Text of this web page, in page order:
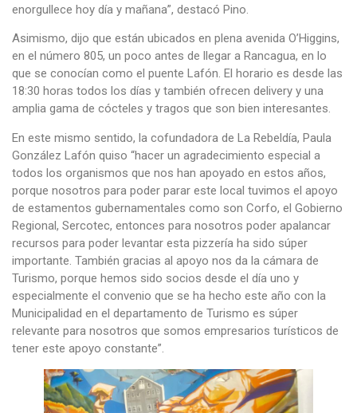
enorgullece hoy día y mañana”, destacó Pino.
Asimismo, dijo que están ubicados en plena avenida O’Higgins,
en el número 805, un poco antes de llegar a Rancagua, en lo
que se conocían como el puente Lafón. El horario es desde las
18:30 horas todos los días y también ofrecen delivery y una
amplia gama de cócteles y tragos que son bien interesantes.
En este mismo sentido, la cofundadora de La Rebeldía, Paula
González Lafón quiso “hacer un agradecimiento especial a
todos los organismos que nos han apoyado en estos años,
porque nosotros para poder parar este local tuvimos el apoyo
de estamentos gubernamentales como son Corfo, el Gobierno
Regional, Sercotec, entonces para nosotros poder apalancar
recursos para poder levantar esta pizzería ha sido súper
importante. También gracias al apoyo nos da la cámara de
Turismo, porque hemos sido socios desde el día uno y
especialmente el convenio que se ha hecho este año con la
Municipalidad en el departamento de Turismo es súper
relevante para nosotros que somos empresarios turísticos de
tener este apoyo constante”.